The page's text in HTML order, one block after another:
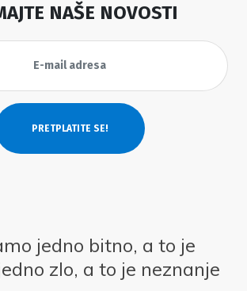
NAŠE NOVOSTI
jedno bitno, a to je
zlo, a to je neznanje